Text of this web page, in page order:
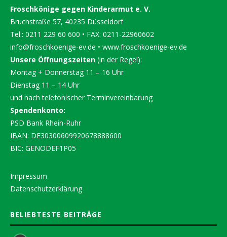
Froschkönige gegen Kinderarmut e. V.
Bruchstraße 57, 40235 Düsseldorf
Tel.: 0211 229 60 600 • FAX: 0211-22960602
info@froschkoenige-ev.de • www.froschkoenige-ev.de
Unsere Öffnungszeiten (in der Regel):
Montag + Donnerstag 11 – 16 Uhr
Dienstag 11 – 14 Uhr
und nach telefonischer Terminvereinbarung
Spendenkonto:
PSD Bank Rhein-Ruhr
IBAN: DE30300609920678888600
BIC: GENODEF1P05
Impressum
Datenschutzerklärung
BELIEBTESTE BEITRÄGE